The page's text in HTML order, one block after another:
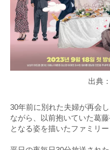
出典：
30年前に別れた夫婦が再会
ながら、以前抱いていた葛
となる姿を描いたファミリー